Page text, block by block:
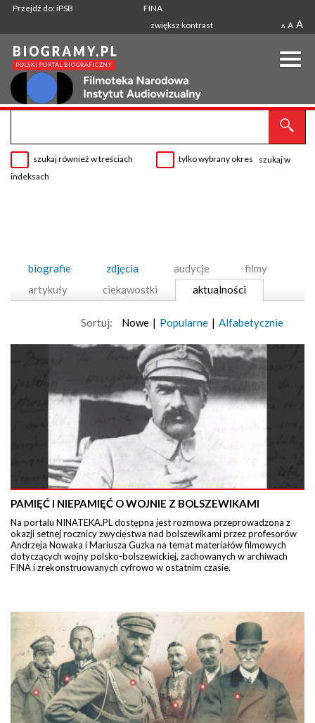
Przejdź do: iPSB
FINA
zwiększ kontrast
A A A
szukaj również w treściach tylko wybrany okres
szukaj w
indeksach
biografie zdjęcia audycje
filmy
artykuły
ciekawostki aktualności
Sortuj: Nowe | Popularne | Alfabetycznie
PAMIĘĆ I NIEPAMIĘĆ O WOJNIE Z BOLSZEWIKAMI
Na portalu NINATEKA.PL dostępna jest rozmowa przeprowadzona z
okazji setnej rocznicy zwycięstwa nad bolszewikami przez profesorów
Andrzeja Nowaka i Mariusza Guzka na temat materiałów filmowych
dotyczących wojny polsko-bolszewickiej, zachowanych w archiwach
FINA i zrekonstruowanych cyfrowo w ostatnim czasie.